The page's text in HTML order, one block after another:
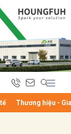
Thương hiệu -